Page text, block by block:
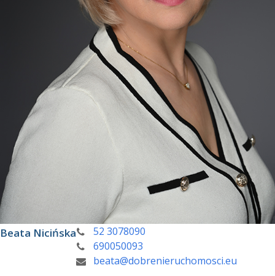
Beata Nicińska
52 3078090
690050093
beata@dobrenieruchomosci.eu